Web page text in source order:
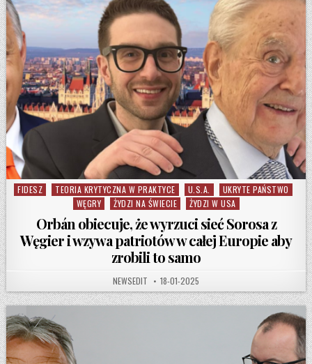
Posted in
FIDESZ TEORIA KRYTYCZNA W PRAKTYCE U.S.A.
UKRYTE PAŃSTWO
WĘGRY
ŻYDZI NA ŚWIECIE ŻYDZI W USA
Orbán obiecuje, że wyrzuci sieć Sorosa z
Węgier i wzywa patriotów w całej Europie aby
zrobili to samo
AUTHOR:
NEWSEDIT PUBLISHED DATE:
18-01-2025